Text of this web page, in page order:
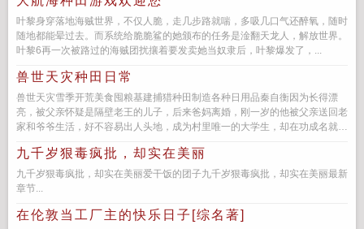
叶黎身穿落地海贼世界，不仅人脆，走几步路就喘，多吸几口气还醉氧，随时
随地都能晕过去。而系统给脆脆鲨的她颁布的任务是淦翻天龙人，解放世界。
叶黎6再一次被路过的海贼团扰攘着要发卖她当奴隶后，叶黎爆发了，...
兽世天灾种田日常
兽世天灾雪季开荒美食囤粮基建捕猎种田制造各种日用品秦自衡因为长得漂
亮，被父亲怀疑是隔壁老王的儿子，后来爸妈离婚，刚一岁的他被父亲送回老
家和爷爷生活，好不容易出人头地，成为村里唯一的大学生，却在功成名就爸
九千岁狠毒疯批，却实在美丽
九千岁狠毒疯批，却实在美丽爱干饭的团子九千岁狠毒疯批，却实在美丽最新
章节...
在伦敦当工厂主的快乐日子[综名著]